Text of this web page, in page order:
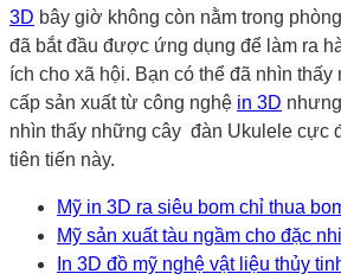
3D bây giờ không còn nằm trong
đã bắt đầu được ứng dụng để làm ra
ích cho xã hội. Bạn có thể đã nhìn
cấp sản xuất từ công nghệ in 3D
nhìn thấy những cây đàn Ukulele cực
tiên tiến này.
Mỹ in 3D ra siêu bom chỉ thua
Mỹ sản xuất tàu ngầm cho đặc
In 3D đồ mỹ nghệ vật liệu thủy